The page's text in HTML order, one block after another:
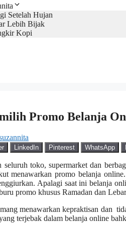
Setelah Hujan
Lebih Bijak
Kopi
Promo Belanja
LinkedIn Pinterest WhatsApp
seluruh toko, supermarket dan
menawarkan promo belanja
Apalagi saat ini belanja
promo khusus Ramadan dan
menawarkan kepraktisan dan
terjebak dalam belanja online